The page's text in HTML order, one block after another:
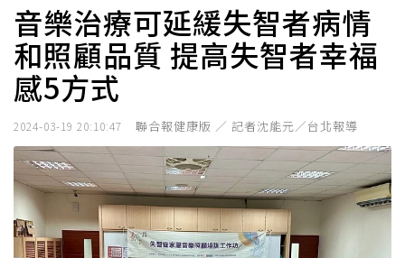
音樂治療可延緩失智者病情
和照顧品質 提高失智者幸福
感5方式
2024-03-19 20:10:47 聯合報健康版 ／ 記者沈能元／台北報導